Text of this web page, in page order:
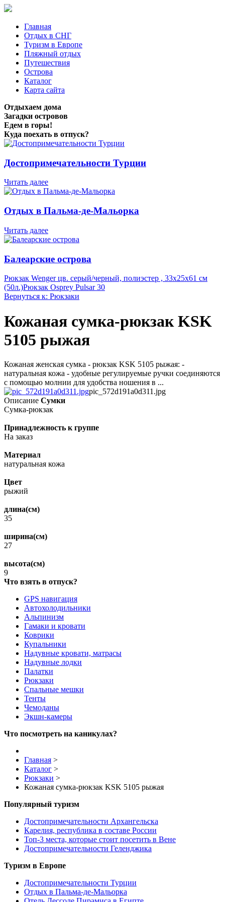
Главная
Отдых в СНГ
Туризм в Европе
Пляжный отдых
Путешествия
Острова
Каталог
Карта сайта
Отдыхаем дома
Загадки островов
Едем в горы!
Куда поехать в отпуск?
Достопримечательности Турции
Читать далее
Отдых в Пальма-де-Мальорка
Читать далее
Балеарские острова
Рюкзак Wenger цв. серый/черный, полиэстер , 33х25х61 см
(50л.)Рюкзак Osprey Pulsar 30
Вернуться к: Рюкзаки
Кожаная сумка-рюкзак KSK
5105 рыжая
Кожаная женская сумка - рюкзак KSK 5105 рыжая: -
натуральная кожа - удобные регулируемые ручки соединяются
с помощью молнии для удобства ношения в ...
pic_572d191a0d311.jpg
Описание Сумки
Сумка-рюкзак
Принадлежность к группе
На заказ
Материал
натуральная кожа
Цвет
рыжий
длина(см)
35
ширина(см)
27
высота(см)
9
Что взять в отпуск?
GPS навигация
Автохолодильники
Альпинизм
Гамаки и кровати
Коврики
Купальники
Надувные кровати, матрасы
Надувные лодки
Палатки
Рюкзаки
Спальные мешки
Тенты
Чемоданы
Экшн-камеры
Что посмотреть на каникулах?
Главная >
Каталог >
Рюкзаки >
Кожаная сумка-рюкзак KSK 5105 рыжая
Популярный туризм
Достопримечательности Архангельска
Карелия, республика в составе России
Топ-3 места, которые стоит посетить в Вене
Достопримечательности Геленджика
Туризм в Европе
Достопримечательности Турции
Отдых в Пальма-де-Мальорка